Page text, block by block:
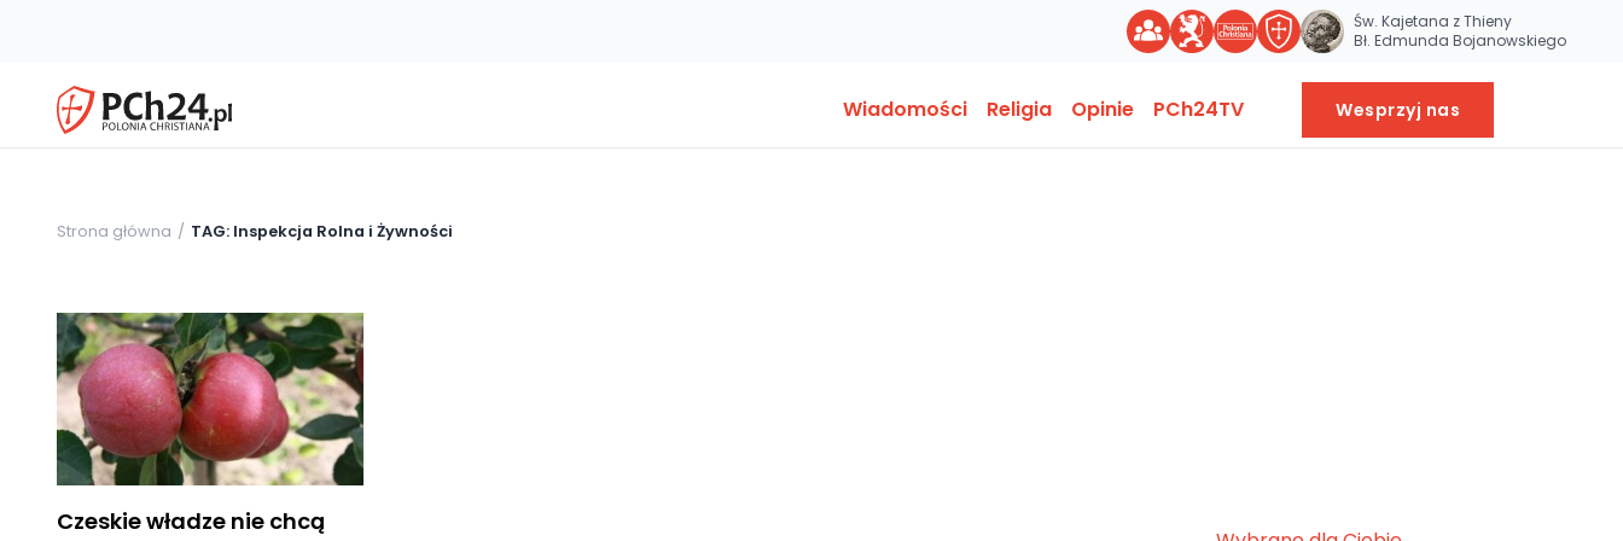
Św. Kajetana z Thieny
Bł. Edmunda Bojanowskiego
Wiadomości Religia Opinie PCh24TV Wesprzyj nas
Strona główna TAG: Inspekcja Rolna i Żywności
Czeskie władze nie chcą